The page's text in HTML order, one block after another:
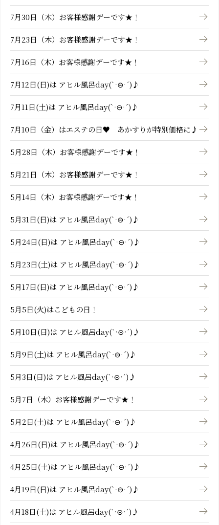
7月30日（木）お客様感謝デーです★！
7月23日（木）お客様感謝デーです★！
7月16日（木）お客様感謝デーです★！
7月12日(日)は アヒル風呂day(`·⊝·´)♪
7月11日(土)は アヒル風呂day(`·⊝·´)♪
7月10日（金）はエステの日♥ あかすりが特別価格に♪
5月28日（木）お客様感謝デーです★！
5月21日（木）お客様感謝デーです★！
5月14日（木）お客様感謝デーです★！
5月31日(日)は アヒル風呂day(`·⊝·´)♪
5月24日(日)は アヒル風呂day(`·⊝·´)♪
5月23日(土)は アヒル風呂day(`·⊝·´)♪
5月17日(日)は アヒル風呂day(`·⊝·´)♪
5月5日(火)はこどもの日！
5月10日(日)は アヒル風呂day(`·⊝·´)♪
5月9日(土)は アヒル風呂day(`·⊝·´)♪
5月3日(日)は アヒル風呂day(`·⊝·´)♪
5月7日（木）お客様感謝デーです★！
5月2日(土)は アヒル風呂day(`·⊝·´)♪
4月26日(日)は アヒル風呂day(`·⊝·´)♪
4月25日(土)は アヒル風呂day(`·⊝·´)♪
4月19日(日)は アヒル風呂day(`·⊝·´)♪
4月18日(土)は アヒル風呂day(`·⊝·´)♪